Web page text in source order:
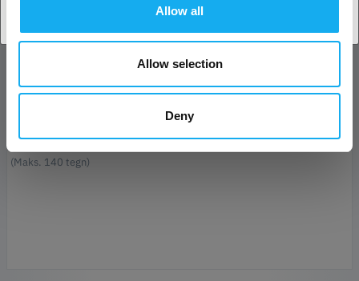
Allow all
Allow selection
Deny
Forretning
Telefon
Besked*